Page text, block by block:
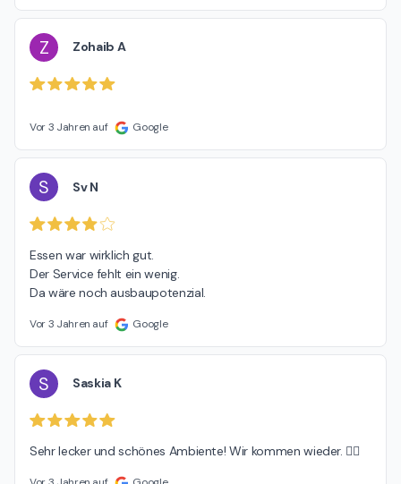
Z Zohaib A
Vor 3 Jahren auf Google
S Sv N
Essen war wirklich gut.
Der Service fehlt ein wenig.
Da wäre noch ausbaupotenzial.
Vor 3 Jahren auf Google
S Saskia K
Sehr lecker und schönes Ambiente! Wir kommen wieder. 👌🏻